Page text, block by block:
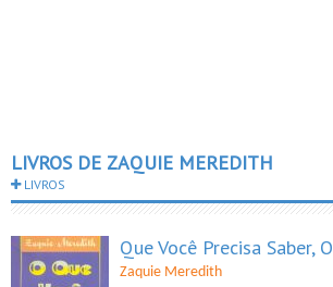
LIVROS DE ZAQUIE MEREDITH
LIVROS
Que Você Precisa Saber, O
Zaquie Meredith